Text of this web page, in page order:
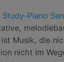
Study-Piano
Musik, die
nicht im